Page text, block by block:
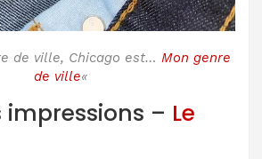
de ville, Chicago est… Mon genre
de ville«
impressions – Le